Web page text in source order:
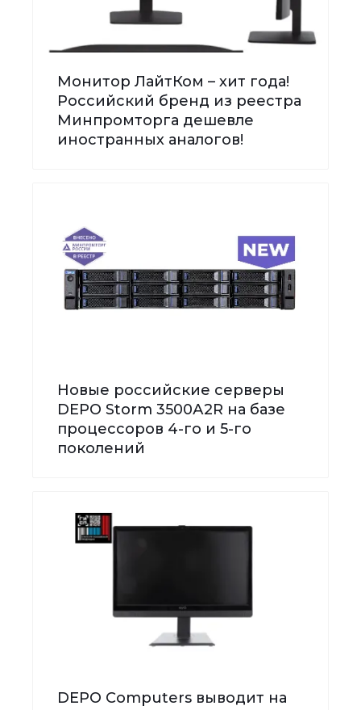
Монитор ЛайтКом – хит года!
Российский бренд из реестра
Минпромторга дешевле
иностранных аналогов!
Новые российские серверы
DEPO Storm 3500А2R на базе
процессоров 4-го и 5-го
поколений
DEPO Computers выводит на